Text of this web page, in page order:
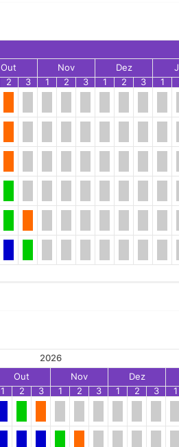
Out Nov Dez
2 3 1 2 3 1 2 3 1
2026
Out Nov Dez
1 2 3 1 2 3 1 2 3 1